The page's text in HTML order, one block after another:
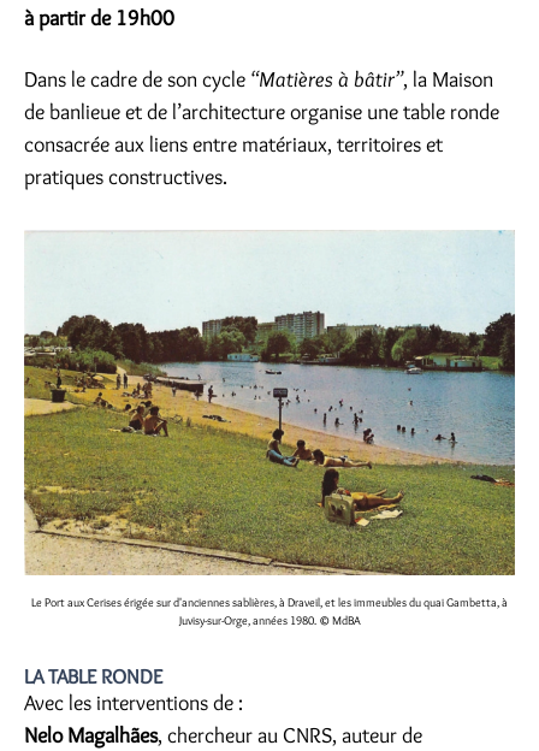
à partir de 19h00
Dans le cadre de son cycle “Matières à bâtir”, la Maison
de banlieue et de l’architecture organise une table ronde
consacrée aux liens entre matériaux, territoires et
pratiques constructives.
Le Port aux Cerises érigée sur d'anciennes sablières, à Draveil, et les immeubles du quai Gambetta, à
Juvisy-sur-Orge, années 1980. © MdBA
LA TABLE RONDE
Avec les interventions de :
Nelo Magalhães, chercheur au CNRS, auteur de